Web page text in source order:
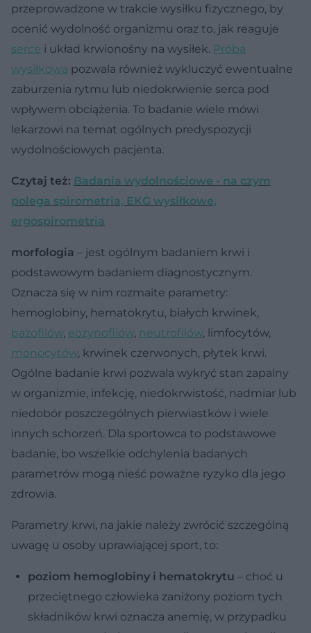
przeprowadzone w trakcie wysiłku fizycznego, by
ocenić wydolność organizmu oraz to, jak reaguje
serce i układ krwionośny na wysiłek. Próba
wysiłkowa pozwala również wykluczyć ewentualne
zaburzenia rytmu lub niedokrwienie serca pod
wpływem obciążenia. To badanie wiele mówi
lekarzowi na temat ogólnych predyspozycji
wydolnościowych pacjenta.
Czytaj też: Badania wydolnościowe - na czym
polega spirometria, EKG wysiłkowe,
ergospirometria
morfologia – jest ogólnym badaniem krwi i
podstawowym badaniem diagnostycznym.
Oznacza się w nim rozmaite parametry:
hemoglobiny, hematokrytu, białych krwinek,
bazofilów, eozynofilów, neutrofilów, limfocytów,
monocytów, krwinek czerwonych, płytek krwi.
Ogólne badanie krwi pozwala wykryć stan zapalny
w organizmie, infekcję, niedokrwistość, nadmiar lub
niedobór poszczególnych pierwiastków i wiele
innych schorzeń. Dla sportowca to podstawowe
badanie, bo wszelkie odchylenia badanych
parametrów mogą nieść poważne ryzyko dla jego
zdrowia.
Parametry krwi, na jakie należy zwrócić szczególną
uwagę u osoby uprawiającej sport, to:
poziom hemoglobiny i hematokrytu – choć u
przeciętnego człowieka zaniżony poziom tych
składników krwi oznacza anemię, w przypadku